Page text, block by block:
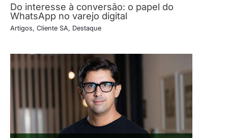
Do interesse à conversão: o papel do
WhatsApp no varejo digital
Artigos, Cliente SA, Destaque